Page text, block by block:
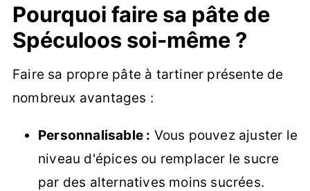
Pourquoi faire sa pâte de
Spéculoos soi-même ?
Faire sa propre pâte à tartiner présente de
nombreux avantages :
Personnalisable : Vous pouvez ajuster le
niveau d'épices ou remplacer le sucre
par des alternatives moins sucrées.